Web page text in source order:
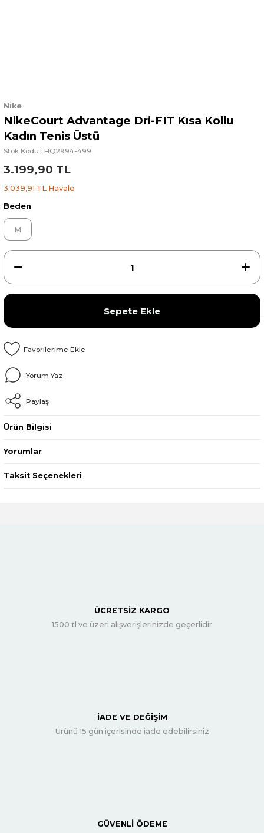
Nike
NikeCourt Advantage Dri-FIT Kısa Kollu
Kadın Tenis Üstü
Stok Kodu : HQ2994-499
3.199,90 TL
3.039,91 TL Havale
Beden
M
Sepete Ekle
Yorum Yaz
Paylaş
Ürün Bilgisi
Yorumlar
Taksit Seçenekleri
ÜCRETSİZ KARGO
1500 tl ve üzeri alışverişlerinizde geçerlidir
İADE VE DEĞİŞİM
Ürünü 15 gün içerisinde iade edebilirsiniz
GÜVENLİ ÖDEME